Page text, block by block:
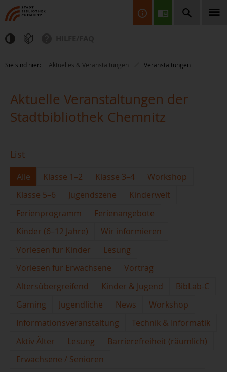
Finden Sie Informationen, Bücher, CDs & DVDs, Spiele, BluRays,
Zeitschriften und vieles mehr...
Sie sind hier: Aktuelles & Veranstaltungen Veranstaltungen
Aktuelle Veranstaltungen der
Stadtbibliothek Chemnitz
List
Alle Klasse 1–2 Klasse 3–4
Workshop
Klasse 5–6
Jugendszene
Kinderwelt
Ferienprogramm
Ferienangebote
Kinder (6–12 Jahre)
Wir informieren
Vorlesen für Kinder
Lesung
Vorlesen für Erwachsene
Vortrag
Altersübergreifend
Kinder & Jugend
BibLab-C
Gaming
Jugendliche News
Workshop
Informationsveranstaltung
Technik & Informatik
Aktiv Älter
Lesung
Barrierefreiheit (räumlich)
Erwachsene / Senioren